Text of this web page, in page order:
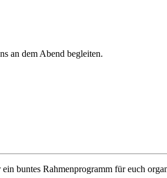
an dem Abend begleiten.
buntes Rahmenprogramm für euch